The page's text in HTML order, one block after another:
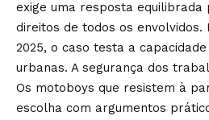
exige uma resposta
direitos de todos os envolvidos.
2025, o caso testa a
urbanas. A segurança dos
Os motoboys que resistem à
escolha com argumentos